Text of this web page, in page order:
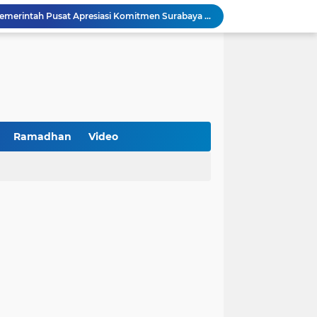
Baru Industri Jasa Keuangan
Reses Masa Persidangan III Tahun 2025-2026: DPRD Jatim Menyerap Aspirasi Mengawal Pembangunan Jawa Timur
Jakarta Raih Digital Excellence Awards 2026
Ramadhan Video